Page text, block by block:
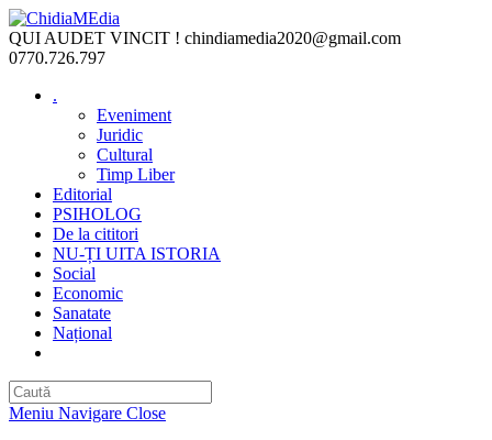
Skip
to
content
QUI AUDET VINCIT ! chindiamedia2020@gmail.com
0770.726.797
.
Eveniment
Juridic
Cultural
Timp Liber
Editorial
PSIHOLOG
De la cititori
NU-ȚI UITA ISTORIA
Social
Economic
Sanatate
Național
Meniu Navigare Close